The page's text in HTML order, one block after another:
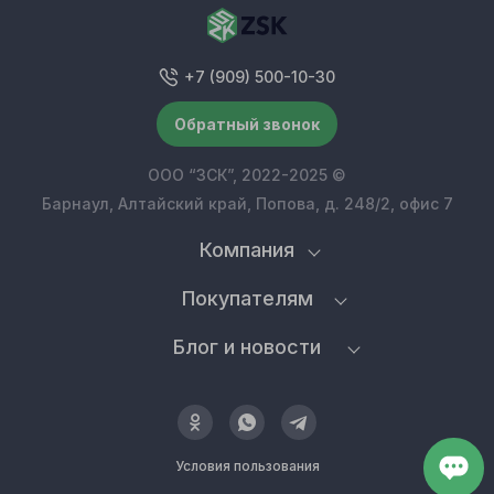
Условия пользования
Компания
Покупателям
Блог и новости
+7 (909) 500-10-30
Обратный звонок
ООО “ЗСК”, 2022-2025 ©
Барнаул, Алтайский край, Попова, д. 248/2, офис 7